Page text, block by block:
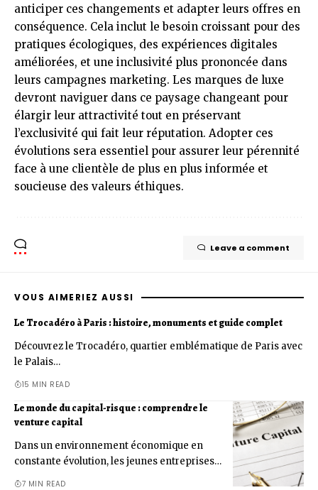
anticiper ces changements et adapter leurs offres en
conséquence. Cela inclut le besoin croissant pour des
pratiques écologiques, des expériences digitales
améliorées, et une inclusivité plus prononcée dans
leurs campagnes marketing. Les marques de luxe
devront naviguer dans ce paysage changeant pour
élargir leur attractivité tout en préservant
l’exclusivité qui fait leur réputation. Adopter ces
évolutions sera essentiel pour assurer leur pérennité
face à une clientèle de plus en plus informée et
soucieuse des valeurs éthiques.
Leave a comment
VOUS AIMERIEZ AUSSI
Le Trocadéro à Paris : histoire, monuments et guide complet
Découvrez le Trocadéro, quartier emblématique de Paris avec
le Palais…
15 MIN READ
Le monde du capital-risque : comprendre le
venture capital
Dans un environnement économique en
constante évolution, les jeunes entreprises…
7 MIN READ